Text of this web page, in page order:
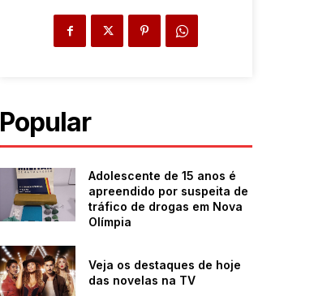
Popular
Adolescente de 15 anos é
apreendido por suspeita de
tráfico de drogas em Nova
Olímpia
Veja os destaques de hoje
das novelas na TV